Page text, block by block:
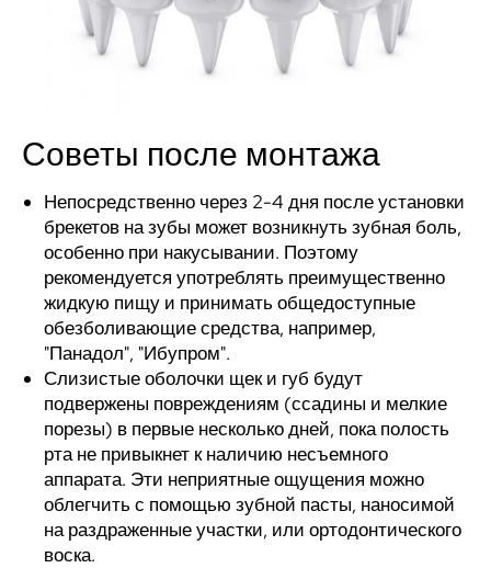
Советы после монтажа
Непосредственно через 2-4 дня после установки
брекетов на зубы может возникнуть зубная боль,
особенно при накусывании. Поэтому
рекомендуется употреблять преимущественно
жидкую пищу и принимать общедоступные
обезболивающие средства, например,
"Панадол", "Ибупром".
Слизистые оболочки щек и губ будут
подвержены повреждениям (ссадины и мелкие
порезы) в первые несколько дней, пока полость
рта не привыкнет к наличию несъемного
аппарата. Эти неприятные ощущения можно
облегчить с помощью зубной пасты, наносимой
на раздраженные участки, или ортодонтического
воска.